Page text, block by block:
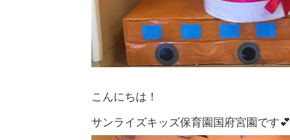
こんにちは！
サンライズキッズ保育園国府宮園です💕